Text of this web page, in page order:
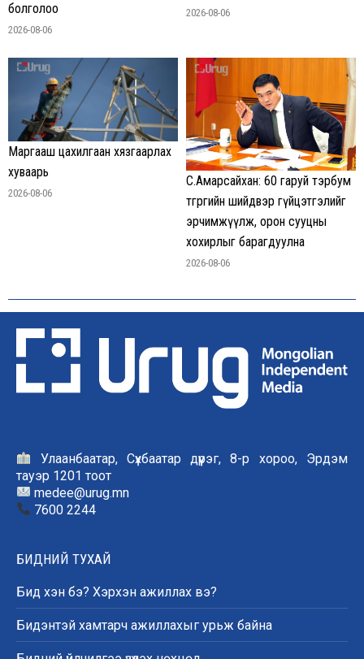
болголоо
2026-08-06
2026-08-06
Маргааш цахилгаан хязгаарлах
хуваарь
2026-08-06
С.Амарсайхан: 60 гаруй тэрбум
төгрөгийн шийдвэр гүйцэтгэлийг
эрчимжүүлж, орон сууцны
хохирлыг барагдуулна
2026-08-06
Улаанбаатар, Сүхбаатар дүүрэг, 8-р хороо, Эрдэм
тауэр 1201 тоот
medee@urug.mn
7600 2244
БИДНИЙ ТУХАЙ
Бид хэн бэ? Хэрхэн ажиллах вэ?
Бидэнтэй хамтарч ажиллахыг урьж байна